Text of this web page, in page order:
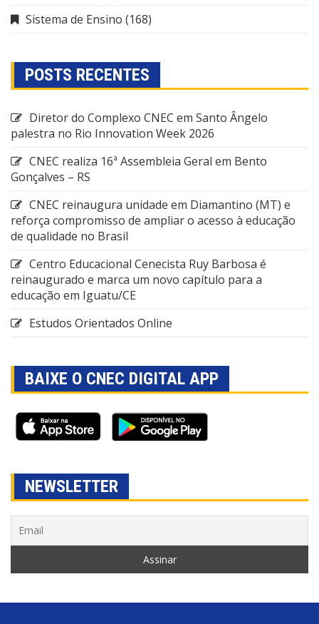
Sistema de Ensino (168)
POSTS RECENTES
Diretor do Complexo CNEC em Santo Ângelo
palestra no Rio Innovation Week 2026
CNEC realiza 16ª Assembleia Geral em Bento
Gonçalves – RS
CNEC reinaugura unidade em Diamantino (MT) e
reforça compromisso de ampliar o acesso à educação
de qualidade no Brasil
Centro Educacional Cenecista Ruy Barbosa é
reinaugurado e marca um novo capítulo para a
educação em Iguatu/CE
Estudos Orientados Online
BAIXE O CNEC DIGITAL APP
NEWSLETTER